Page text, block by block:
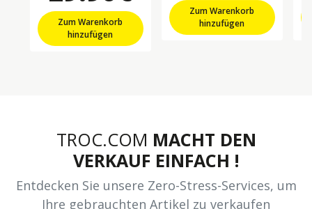
Zum Warenkorb
hinzufügen
Zum Warenkorb
hinzufügen
TROC.COM MACHT DEN
VERKAUF EINFACH !
Entdecken Sie unsere Zero-Stress-Services, um
Ihre gebrauchten Artikel zu verkaufen